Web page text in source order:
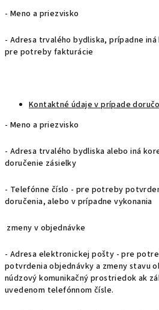
- Meno a priezvisko
- Adresa trvalého bydliska, prípadne
pre potreby fakturácie
Kontaktné údaje v prípade
- Meno a priezvisko
- Adresa trvalého bydliska alebo iná
doručenie zásielky
- Telefónne číslo - pre potreby
doručenia, alebo v prípadne vykonania
zmeny v objednávke
- Adresa elektronickej pošty - pre
potvrdenia objednávky a zmeny stavu
núdzový komunikačný prostriedok ak
uvedenom telefónnom čísle.